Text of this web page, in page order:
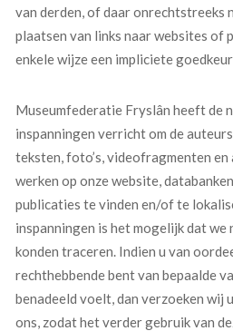
van derden, of daar onrechtstreeks
plaatsen van links naar websites of
enkele wijze een impliciete
Museumfederatie Fryslân heeft de
inspanningen verricht om de
teksten, foto’s, videofragmenten
werken op onze website,
publicaties te vinden en/of te
inspanningen is het mogelijk dat we
konden traceren. Indien u van
rechthebbende bent van bepaalde
benadeeld voelt, dan verzoeken wij
ons, zodat het verder gebruik van